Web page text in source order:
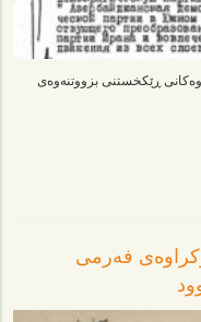
ڕێکخستنی بزووتنەوەی
فەرمی